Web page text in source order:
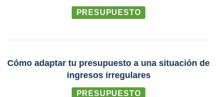
PRESUPUESTO
Cómo adaptar tu presupuesto a una situación de
ingresos irregulares
PRESUPUESTO